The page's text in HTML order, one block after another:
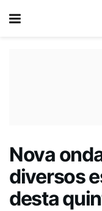
Nova
diversos
desta